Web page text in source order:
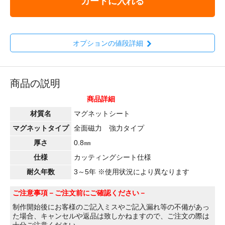
オプションの値段詳細
商品の説明
商品詳細
材質名
マグネットシート
マグネットタイプ
全面磁力 強力タイプ
厚さ
0.8㎜
仕様
カッティングシート仕様
耐久年数
3～5年 ※使用状況により異なります
ご注意事項 －ご注文前にご確認ください－
制作開始後にお客様のご記入ミスやご記入漏れ等の不備があっ
た場合、キャンセルや返品は致しかねますので、ご注文の際は